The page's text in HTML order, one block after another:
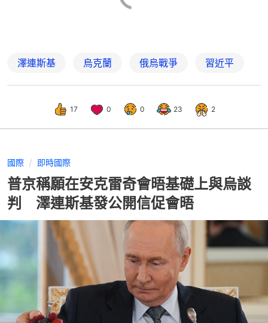
澤連斯基 烏克蘭 俄烏戰爭 習近平
17 0 0 23 2
國際 即時國際
普京稱願在安克雷奇會晤基礎上與烏談
判 澤連斯基發公開信促會晤